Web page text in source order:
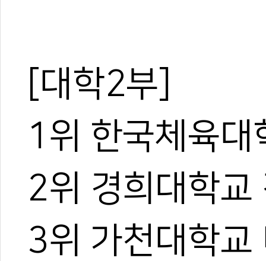
[대학2부]
1위 한국체육대
2위 경희대학교
3위 가천대학교